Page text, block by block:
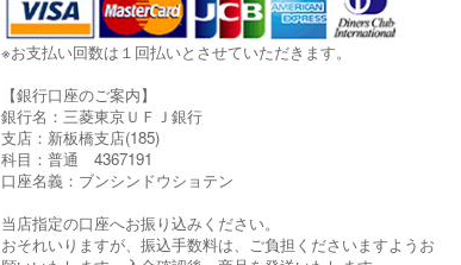
※お支払い回数は１回払いとさせていただきます。
【銀行口座のご案内】
銀行名：三菱東京ＵＦＪ銀行
支店：新板橋支店(185)
科目：普通 4367191
口座名義：ブンシンドウショテン
当店指定の口座へお振り込みください。
おそれいりますが、振込手数料は、ご負担くださいますようお